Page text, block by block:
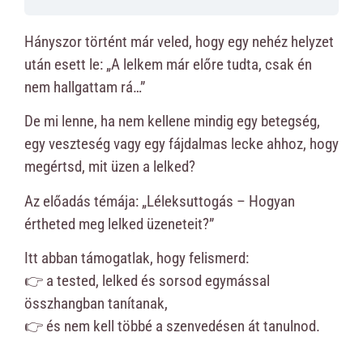
Hányszor történt már veled, hogy egy nehéz helyzet
után esett le: „A lelkem már előre tudta, csak én
nem hallgattam rá…”
De mi lenne, ha nem kellene mindig egy betegség,
egy veszteség vagy egy fájdalmas lecke ahhoz, hogy
megértsd, mit üzen a lelked?
Az előadás témája: „Léleksuttogás – Hogyan
értheted meg lelked üzeneteit?”
Itt abban támogatlak, hogy felismerd:
👉 a tested, lelked és sorsod egymással
összhangban tanítanak,
👉 és nem kell többé a szenvedésen át tanulnod.